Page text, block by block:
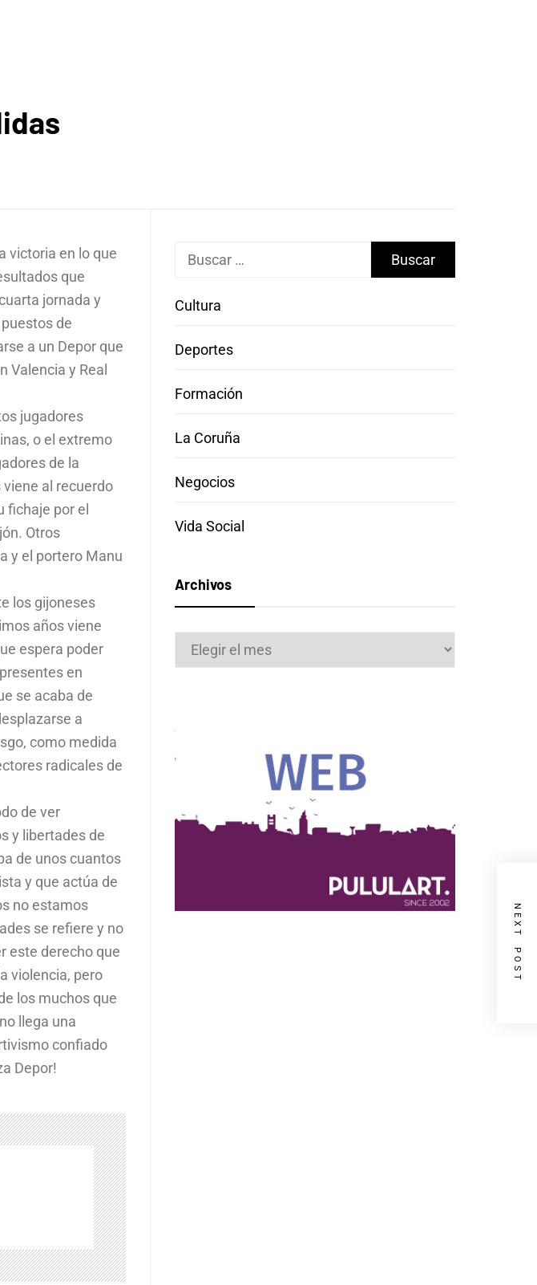
victoria en lo que
que
jornada y
de
a un Depor que
Valencia y Real
jugadores
o el extremo
de la
al recuerdo
fichaje por el
Otros
y el portero Manu
los gijoneses
años viene
espera poder
en
se acaba de
a
como medida
radicales de
de ver
y libertades de
de unos cuantos
y que actúa de
no estamos
se refiere y no
este derecho que
violencia, pero
los muchos que
llega una
confiado
Depor!
NEXT POST
Buscar:
Cultura
Deportes
Formación
La Coruña
Negocios
Vida Social
Archivos
Archivos